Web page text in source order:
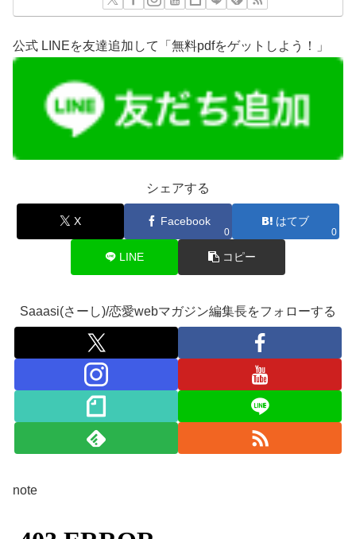
公式 LINEを友達追加して「無料pdfをゲットしよう！」
シェアする
X Facebook
0
はてブ
0
LINE コピー
Saaasi(さーし)/恋愛webマガジン編集長をフォローする
note